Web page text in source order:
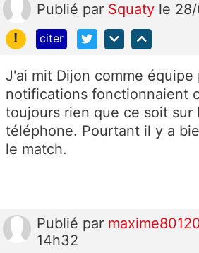
Publié par Squaty le
!
citer
J'ai mit Dijon comme
notifications fonctionnaient
toujours rien que ce soit sur
téléphone. Pourtant il y a
le match.
Publié par
14h32